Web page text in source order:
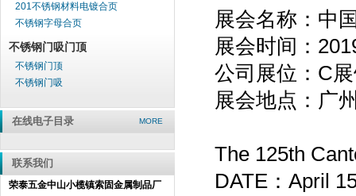
201不锈钢材料电镀合页
不锈钢字母合页
不锈钢门吸门顶
不锈钢门顶
不锈钢门吸
在线电子目录 MORE
联系我们
荣泰五金中山小榄镇索固金属制品厂
展会名称：中
展会时间： 201
公司展位： C
展会地点：广
The 125th
DATE ： April